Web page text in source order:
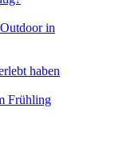
in
haben
Frühling